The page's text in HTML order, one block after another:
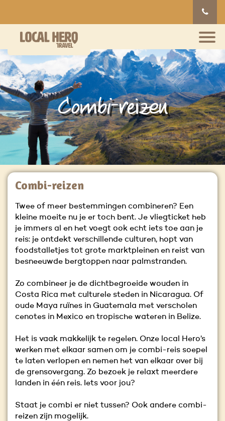
Combi-reizen
Combi-reizen
Twee of meer bestemmingen combineren? Een
kleine moeite nu je er toch bent. Je vliegticket heb
je immers al en het voegt ook echt iets toe aan je
reis: je ontdekt verschillende culturen, hopt van
foodstalletjes tot grote marktpleinen en reist van
besneeuwde bergtoppen naar palmstranden.
Zo combineer je de dichtbegroeide wouden in
Costa Rica met culturele steden in Nicaragua. Of
oude Maya ruïnes in Guatemala met verscholen
cenotes in Mexico en tropische wateren in Belize.
Het is vaak makkelijk te regelen. Onze local Hero’s
werken met elkaar samen om je combi-reis soepel
te laten verlopen en nemen het van elkaar over bij
de grensovergang. Zo bezoek je relaxt meerdere
landen in één reis. Iets voor jou?
Staat je combi er niet tussen? Ook andere combi-
reizen zijn mogelijk.